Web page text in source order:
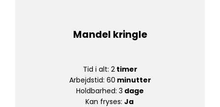
Mandel kringle
Tid i alt: 2timer
Arbejdstid: 60 minutter
Holdbarhed: 3 dage
Kan fryses: Ja